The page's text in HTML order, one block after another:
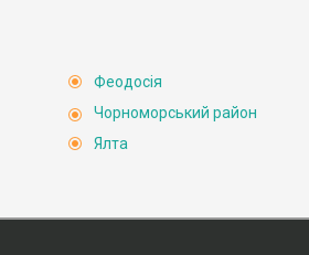
Феодосія
Чорноморський район
Ялта